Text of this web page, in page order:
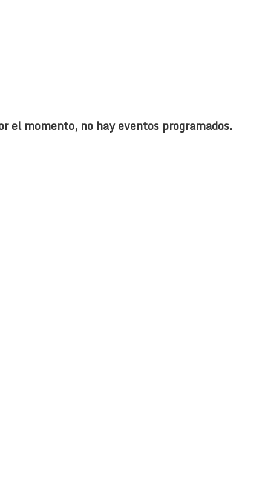
el momento, no hay eventos programados.